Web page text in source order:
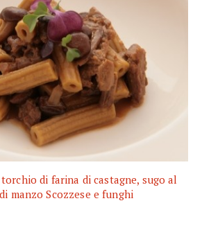
di farina di castagne, sugo al
manzo Scozzese e funghi